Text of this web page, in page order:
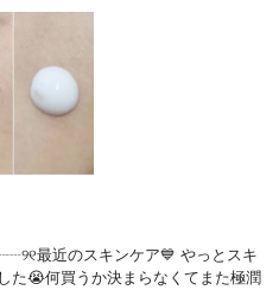
のスキンケア💙 やっとスキ
た😭何買うか決まらなくてまた極潤